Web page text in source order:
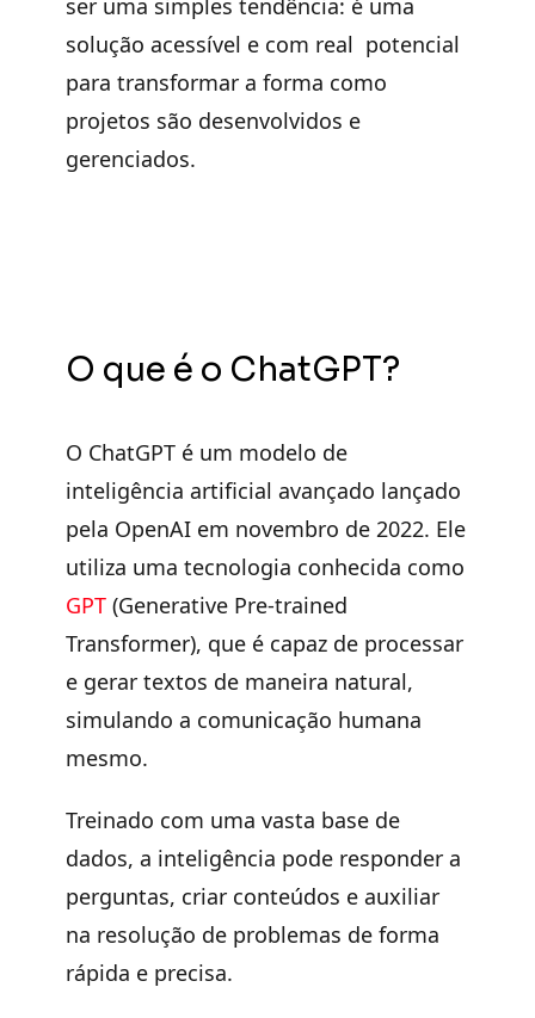
ser uma simples tendência: é uma
solução acessível e com real potencial
para transformar a forma como
projetos são desenvolvidos e
gerenciados.
O que é o ChatGPT?
O ChatGPT é um modelo de
inteligência artificial avançado lançado
pela OpenAI em novembro de 2022. Ele
utiliza uma tecnologia conhecida como
GPT (Generative Pre-trained
Transformer), que é capaz de processar
e gerar textos de maneira natural,
simulando a comunicação humana
mesmo.
Treinado com uma vasta base de
dados, a inteligência pode responder a
perguntas, criar conteúdos e auxiliar
na resolução de problemas de forma
rápida e precisa.